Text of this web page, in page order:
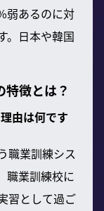
弱あるのに対
。日本や韓国
特徴とは？
由は何です
職業訓練シス
職業訓練校に
習として過ご